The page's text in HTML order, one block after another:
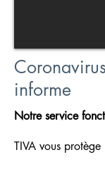
informe
Notre service
TIVA vous protège